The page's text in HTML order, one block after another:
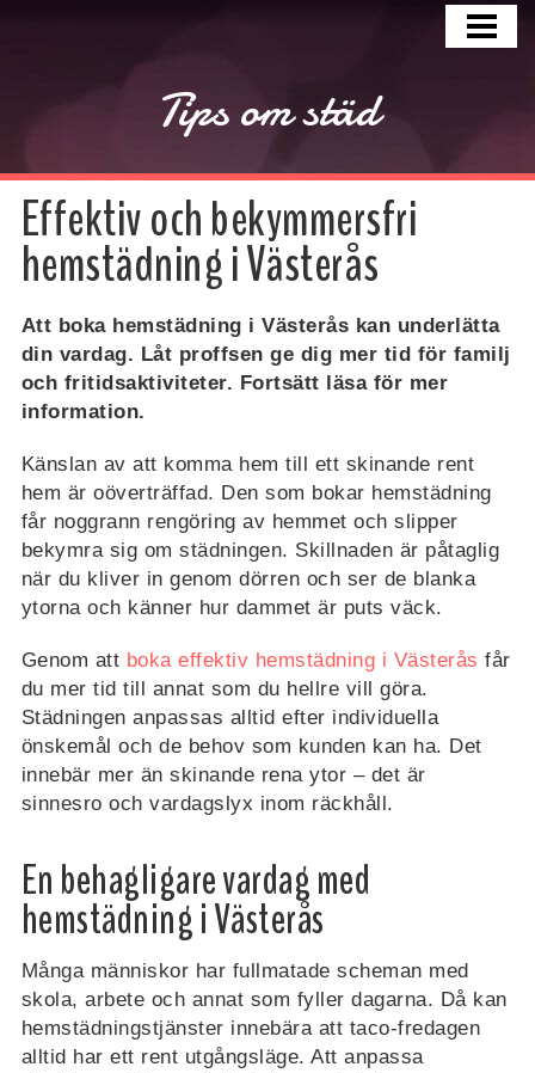
BOSTADSRUM
ÖVRIGT
Tips om städ
Effektiv och bekymmersfri
hemstädning i Västerås
Att boka hemstädning i Västerås kan underlätta
din vardag. Låt proffsen ge dig mer tid för familj
och fritidsaktiviteter. Fortsätt läsa för mer
information.
Känslan av att komma hem till ett skinande rent
hem är oöverträffad. Den som bokar hemstädning
får noggrann rengöring av hemmet och slipper
bekymra sig om städningen. Skillnaden är påtaglig
när du kliver in genom dörren och ser de blanka
ytorna och känner hur dammet är puts väck.
Genom att boka effektiv hemstädning i Västerås får
du mer tid till annat som du hellre vill göra.
Städningen anpassas alltid efter individuella
önskemål och de behov som kunden kan ha. Det
innebär mer än skinande rena ytor – det är
sinnesro och vardagslyx inom räckhåll.
En behagligare vardag med
hemstädning i Västerås
Många människor har fullmatade scheman med
skola, arbete och annat som fyller dagarna. Då kan
hemstädningstjänster innebära att taco-fredagen
alltid har ett rent utgångsläge. Att anpassa